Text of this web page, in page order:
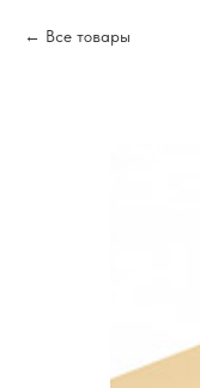
Все товары